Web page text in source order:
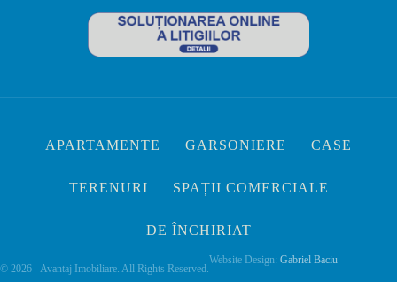
APARTAMENTE GARSONIERE CASE
TERENURI SPAȚII COMERCIALE
DE ÎNCHIRIAT
© 2026 - Avantaj Imobiliare. All Rights Reserved.
Website Design: Gabriel Baciu